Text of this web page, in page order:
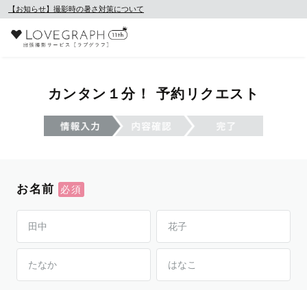
【お知らせ】撮影時の暑さ対策について
カンタン１分！ 予約リクエスト
お名前